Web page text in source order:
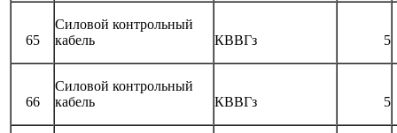
65
Силовой контрольный
кабель
КВВГз 5
66
Силовой контрольный
кабель
КВВГз 5